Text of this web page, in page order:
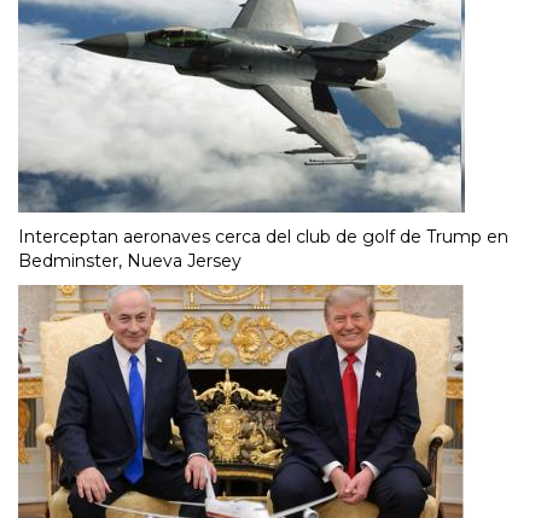
Interceptan aeronaves cerca del club de golf de Trump en
Bedminster, Nueva Jersey